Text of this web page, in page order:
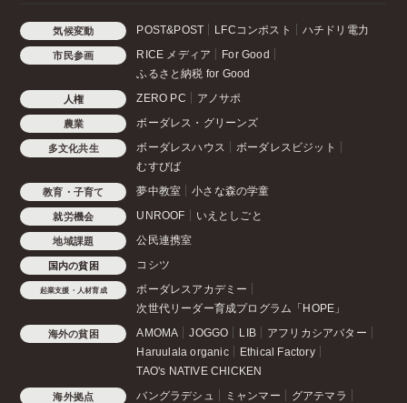
気候変動 POST&POST LFCコンポスト ハチドリ電力
市民参画 RICE メディア
For Good
ふるさと納税 for Good
人権 ZERO PC アノサポ
農業 ボーダレス・グリーンズ
多文化共生 ボーダレスハウス
ボーダレスビジット
むすびば
教育・子育て 夢中教室 小さな森の学童
就労機会 UNROOF いえとしごと
地域課題 公民連携室
国内の貧困 コシツ
起業支援・人材育成
ボーダレスアカデミー
次世代リーダー育成プログラム「HOPE」
海外の貧困 AMOMA JOGGO LIB
アフリカシアバター
Haruulala organic
Ethical Factory
TAO's NATIVE CHICKEN
海外拠点 バングラデシュ ミャンマー
グアテマラ